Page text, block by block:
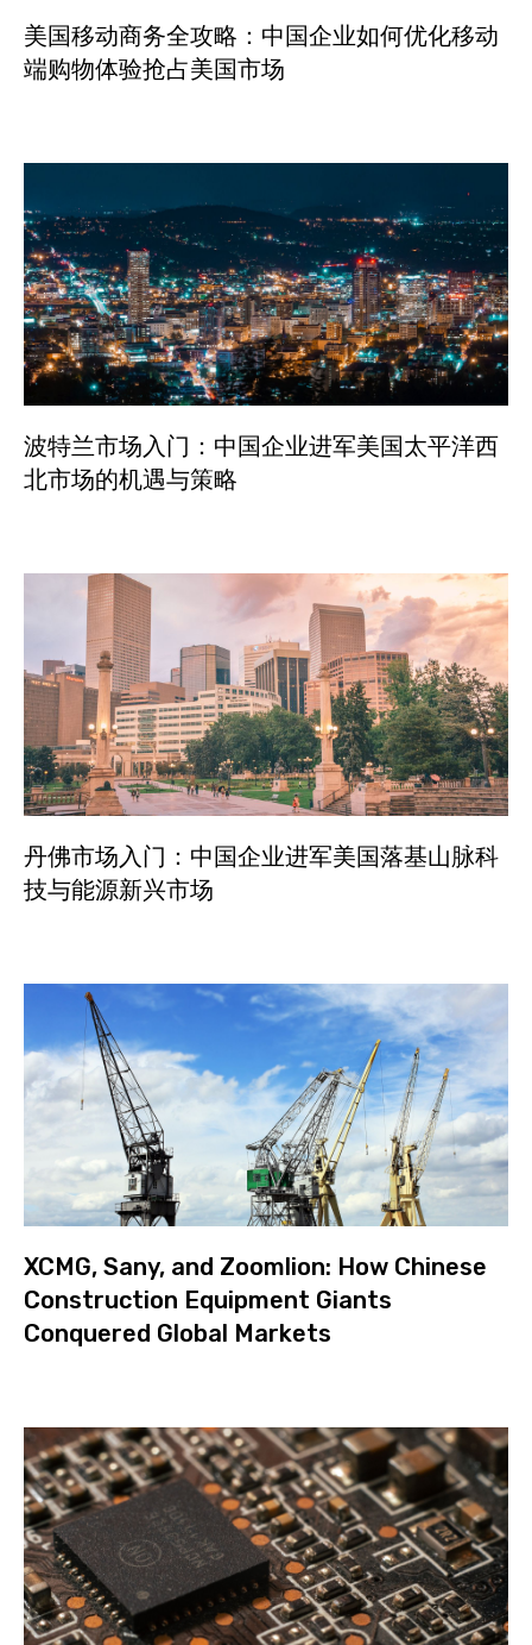
美国移动商务全攻略：中国企业如何优化移动
端购物体验抢占美国市场
波特兰市场入门：中国企业进军美国太平洋西
北市场的机遇与策略
丹佛市场入门：中国企业进军美国落基山脉科
技与能源新兴市场
XCMG, Sany, and Zoomlion: How Chinese
Construction Equipment Giants
Conquered Global Markets